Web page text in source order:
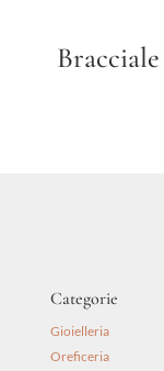
Categorie
Gioielleria
Oreficeria